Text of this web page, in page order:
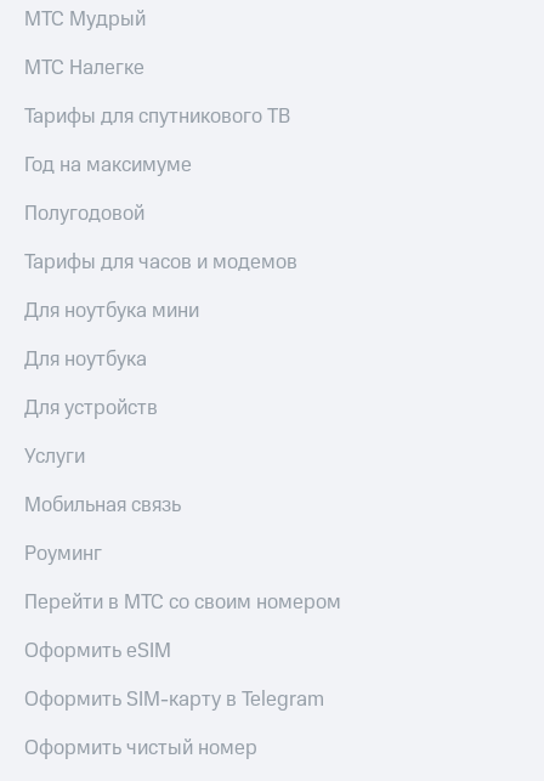
МТС Мудрый
МТС Налегке
Тарифы для спутникового ТВ
Год на максимуме
Полугодовой
Тарифы для часов и модемов
Для ноутбука мини
Для ноутбука
Для устройств
Услуги
Мобильная связь
Роуминг
Перейти в МТС со своим номером
Оформить eSIM
Оформить SIM-карту в Telegram
Оформить чистый номер